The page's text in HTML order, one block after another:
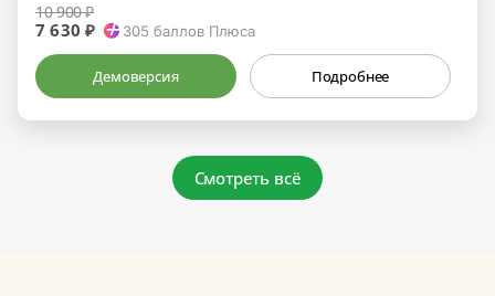
10 900 ₽
7 630 ₽ 305 баллов Плюса
Демоверсия Подробнее
Смотреть всё